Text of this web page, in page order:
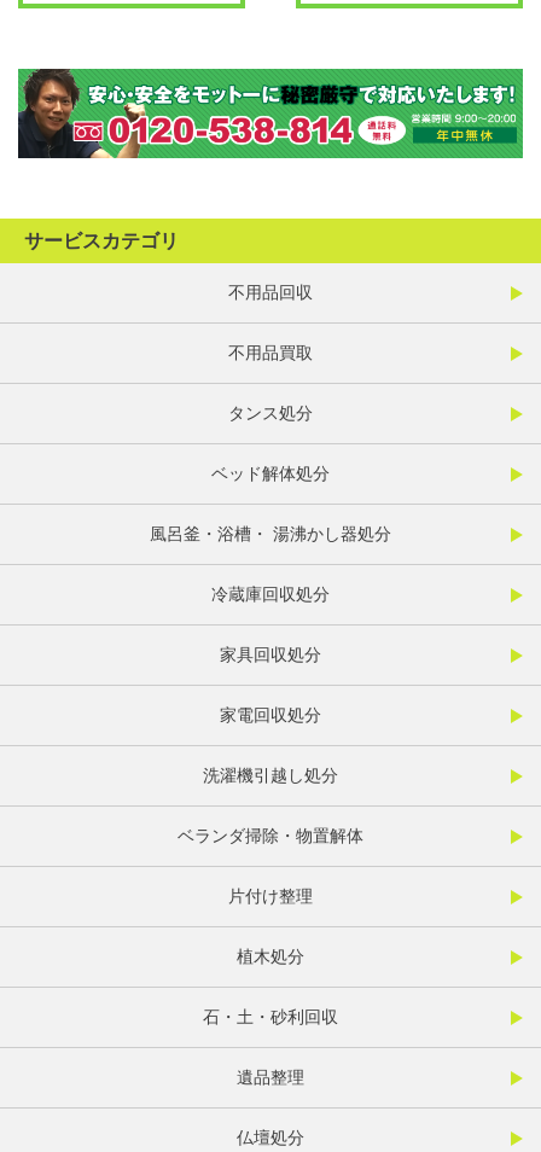
サービスカテゴリ
不用品回収
不用品買取
タンス処分
ベッド解体処分
風呂釜・浴槽・ 湯沸かし器処分
冷蔵庫回収処分
家具回収処分
家電回収処分
洗濯機引越し処分
ベランダ掃除・物置解体
片付け整理
植木処分
石・土・砂利回収
遺品整理
仏壇処分